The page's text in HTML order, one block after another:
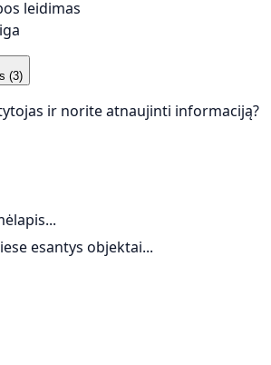
leidimas
(3)
ir norite atnaujinti informaciją?
esantys objektai...